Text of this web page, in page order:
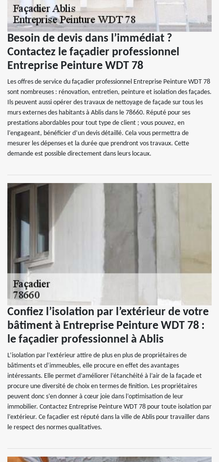
Besoin de devis dans l’immédiat ?
Contactez le façadier professionnel
Entreprise Peinture WDT 78
Les offres de service du façadier professionnel Entreprise Peinture WDT 78
sont nombreuses : rénovation, entretien, peinture et isolation des façades.
Ils peuvent aussi opérer des travaux de nettoyage de façade sur tous les
murs externes des habitants à Ablis dans le 78660. Réputé pour ses
prestations abordables pour tout type de client ; vous pouvez, en
l’engageant, bénéficier d’un devis détaillé. Cela vous permettra de
mesurer les dépenses et la durée que prendront vos travaux. Cette
demande est possible directement dans leurs locaux.
Confiez l’isolation par l’extérieur de votre
bâtiment à Entreprise Peinture WDT 78 :
le façadier professionnel à Ablis
L’isolation par l’extérieur attire de plus en plus de propriétaires de
bâtiments et d’immeubles, elle procure en effet des avantages
intéressants. Elle permet d’améliorer l’étanchéité à l’air de la façade et
procure une diversité de choix en termes de finition. Les propriétaires
peuvent donc s’en donner à cœur joie dans l’optimisation de leur
immobilier. Contactez Entreprise Peinture WDT 78 pour toute isolation par
l’extérieur. Ce façadier est réputé dans la ville de Ablis pour travailler dans
le respect des normes qualitatives.